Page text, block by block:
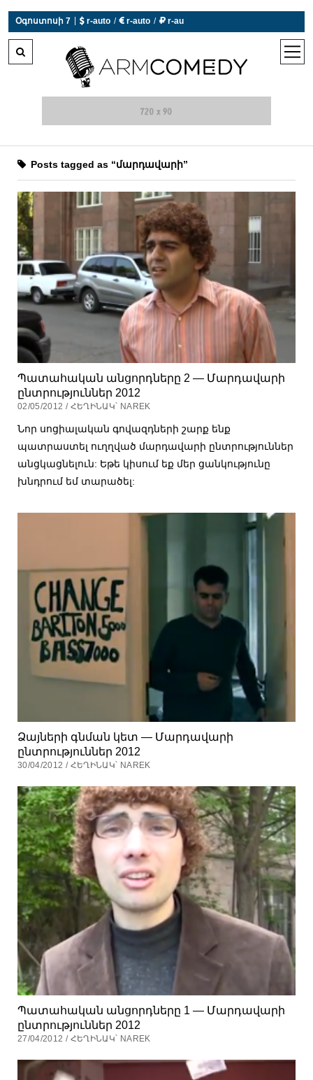
Օգոստոսի 7
 r-auto /  r-auto /  r-au
open
Posts tagged as “մարդավարի”
Պատահական անցորդները 2 — Մարդավարի
ընտրություններ 2012
02/05/2012 / ՀԵՂԻՆԱԿ՝ NAREK
Նոր սոցիալական գովազդների շարք ենք
պատրաստել ուղղված մարդավարի ընտրություններ
անցկացնելուն: Եթե կիսում եք մեր ցանկությունը
խնդրում եմ տարածել:
Ձայների գնման կետ — Մարդավարի
ընտրություններ 2012
30/04/2012 / ՀԵՂԻՆԱԿ՝ NAREK
Պատահական անցորդները 1 — Մարդավարի
ընտրություններ 2012
27/04/2012 / ՀԵՂԻՆԱԿ՝ NAREK